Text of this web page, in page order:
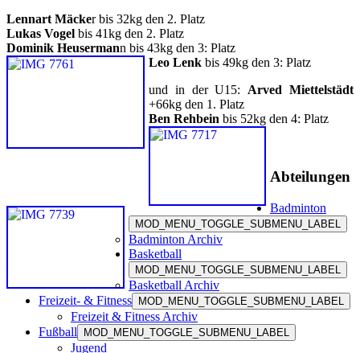
Lennart Mäcker bis 32kg den 2. Platz
Lukas Vogel bis 41kg den 2. Platz
Dominik Heusermann bis 43kg den 3: Platz
Leo Lenk bis 49kg den 3: Platz
und in der U15: Arved Miettelstädt
+66kg den 1. Platz
Ben Rehbein bis 52kg den 4: Platz
Abteilungen
Badminton
MOD_MENU_TOGGLE_SUBMENU_LABEL
Badminton Archiv
Basketball
MOD_MENU_TOGGLE_SUBMENU_LABEL
Basketball Archiv
Freizeit- & Fitness
MOD_MENU_TOGGLE_SUBMENU_LABEL
Freizeit & Fitness Archiv
Fußball
MOD_MENU_TOGGLE_SUBMENU_LABEL
Jugend